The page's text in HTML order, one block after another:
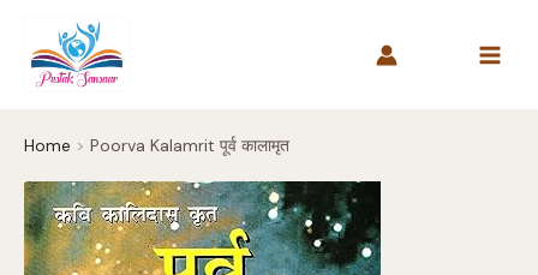
content
Home Poorva Kalamrit पूर्व कालामृत